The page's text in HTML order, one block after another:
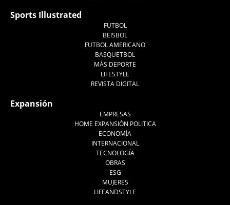
Sports Illustrated
FUTBOL
BEISBOL
FUTBOL AMERICANO
BASQUETBOL
MÁS DEPORTE
LIFESTYLE
REVISTA DIGITAL
Expansión
EMPRESAS
HOME EXPANSIÓN POLITICA
ECONOMÍA
INTERNACIONAL
TECNOLOGÍA
OBRAS
ESG
MUJERES
LIFEANDSTYLE